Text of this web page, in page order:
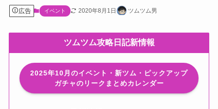
広告 イベント 2020年8月1日 ツムツム男
ツムツム攻略日記新情報
2025年10月のイベント・新ツム・ピックアップ
ガチャのリークまとめカレンダー